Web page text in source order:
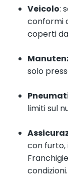
Veicolo:
conformi
coperti
solo
limiti sul
con furto,
condizioni.